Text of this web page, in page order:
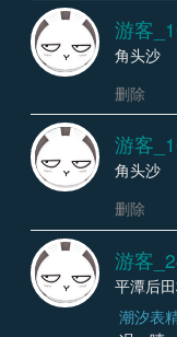
游客
角头沙
删除
游客
角头沙
删除
游客
平潭后
潮汐表